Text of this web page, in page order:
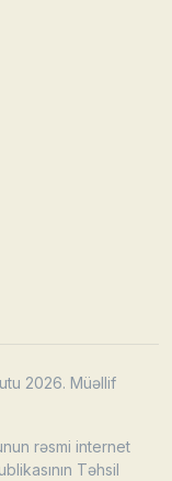
2026. Müəllif
rəsmi internet
Təhsil